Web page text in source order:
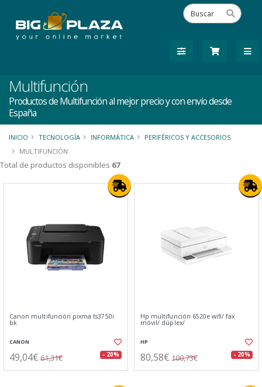
Multifunción
Productos de Multifunción al mejor precio y con envío desde
España
INICIO TECNOLOGÍA INFORMÁTICA
PERIFÉRICOS Y ACCESORIOS
MULTIFUNCIÓN
Total de productos disponibles 67
Canon multifunción pixma ts3750i
bk
CANON
49,04€ 61,31€ - 20%
Hp multifunción 6520e wifi/ fax
móvil/ dúplex/
HP
80,58€ 100,73€ - 20%